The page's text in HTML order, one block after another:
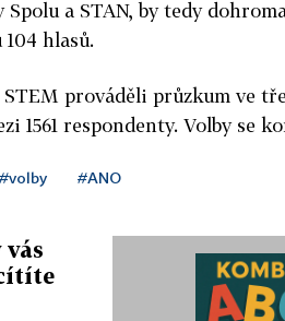
Spolu a STAN, by tedy
hlasů.
prováděli průzkum ve
1561 respondenty. Volby se
#volby #ANO